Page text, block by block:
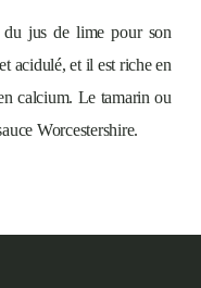
jus de lime pour son
acidulé, et il est riche en
calcium. Le tamarin ou
Worcestershire.